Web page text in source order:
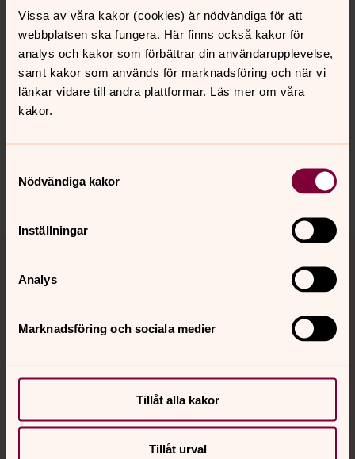
Vissa av våra kakor (cookies) är nödvändiga för att
webbplatsen ska fungera. Här finns också kakor för
analys och kakor som förbättrar din användarupplevelse,
samt kakor som används för marknadsföring och när vi
länkar vidare till andra plattformar. Läs mer om våra
kakor.
Nödvändiga kakor
Inställningar
Analys
Marknadsföring och sociala medier
Tillåt alla kakor
Tillåt urval
Sverigedemokrater i Svenska kyrkan
Lennart Östlund
Tillbaka till toppen
Tillbaka till innehållet
Kontakt
Kalender